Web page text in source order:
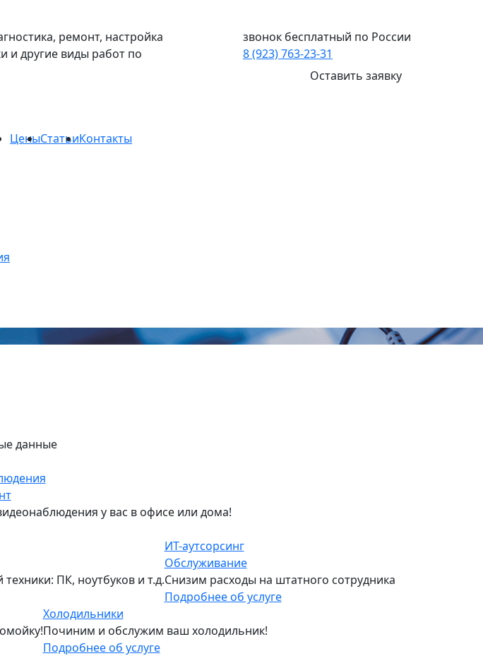
ремонт, настройка
и другие виды работ по
звонок бесплатный по России
8 (923) 763-23-31
Оставить заявку
ЦеныСтатьиКонтакты
данные
у вас в офисе или дома!
ПК, ноутбуков и т.д.
ИТ-аутсорсинг
Обслуживание
Снизим расходы на штатного сотрудника
Подробнее об услуге
Холодильники
Починим и обслужим ваш холодильник!
Подробнее об услуге